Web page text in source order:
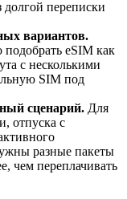
долгой переписки
вариантов.
eSIM как
с несколькими
SIM под
сценарий. Для
отпуска с
разные пакеты
чем переплачивать